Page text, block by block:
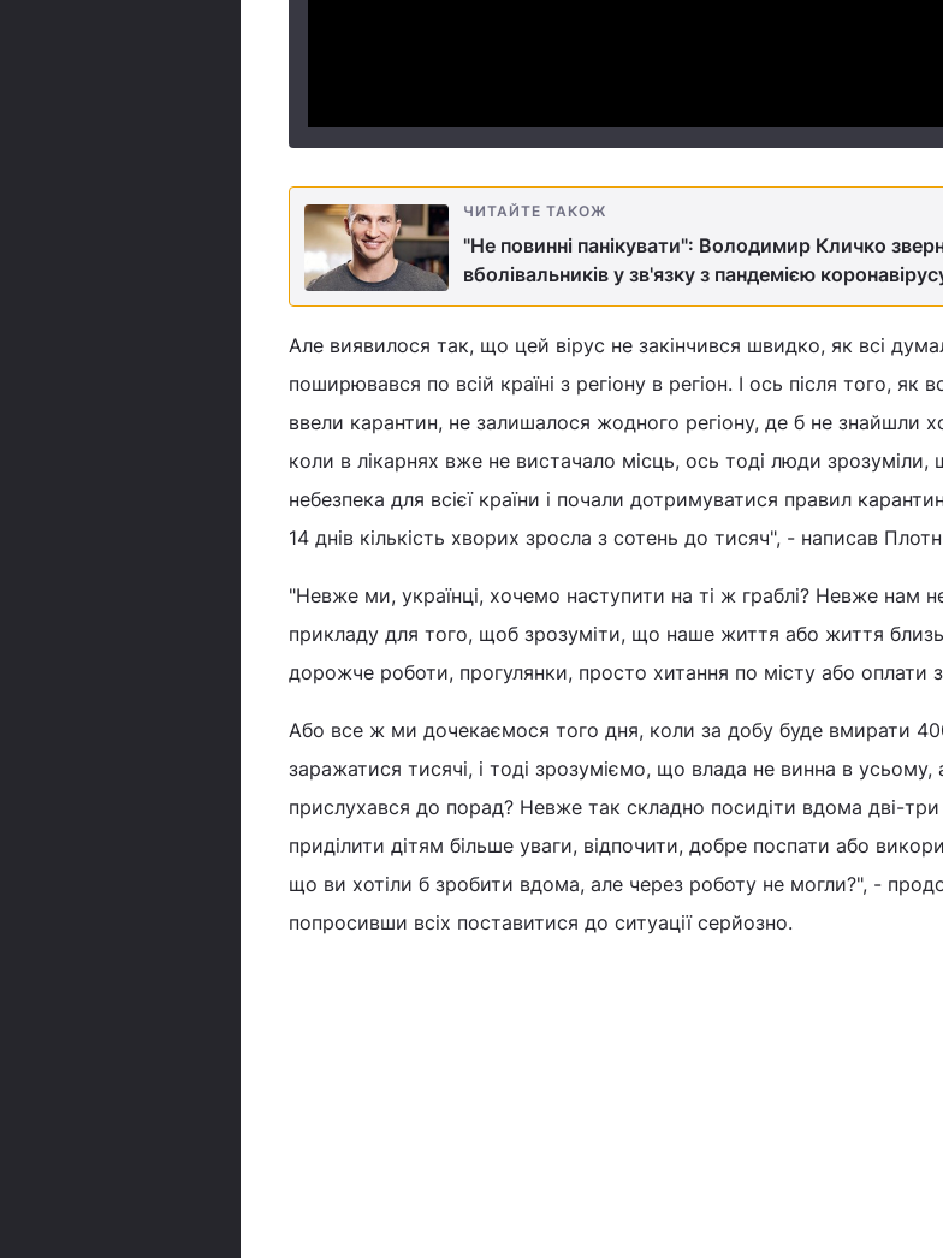
ЧИТАЙТЕ ТАКОЖ
"Не повинні панікувати": Володимир Кличко
вболівальників у зв'язку з пандемією
Але виявилося так, що цей вірус не закінчився швидко, як всі
поширювався по всій країні з регіону в регіон. І ось після того, як
ввели карантин, не залишалося жодного регіону, де б не знайшли
коли в лікарнях вже не вистачало місць, ось тоді люди зрозуміли,
небезпека для всієї країни і почали дотримуватися правил
14 днів кількість хворих зросла з сотень до тисяч", - написав
"Невже ми, українці, хочемо наступити на ті ж граблі? Невже нам
прикладу для того, щоб зрозуміти, що наше життя або життя
дорожче роботи, прогулянки, просто хитання по місту або оплати
Або все ж ми дочекаємося того дня, коли за добу буде вмирати
заражатися тисячі, і тоді зрозуміємо, що влада не винна в
прислухався до порад? Невже так складно посидіти вдома дві-три
приділити дітям більше уваги, відпочити, добре поспати або
що ви хотіли б зробити вдома, але через роботу не могли?", -
попросивши всіх поставитися до ситуації серйозно.